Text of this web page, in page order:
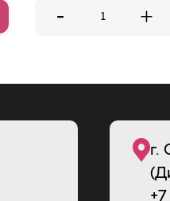
- +
г.